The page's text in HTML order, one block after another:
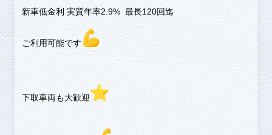
新車低金利 実質年率2.9% 最長120回迄
ご利用可能です
下取車両も大歓迎